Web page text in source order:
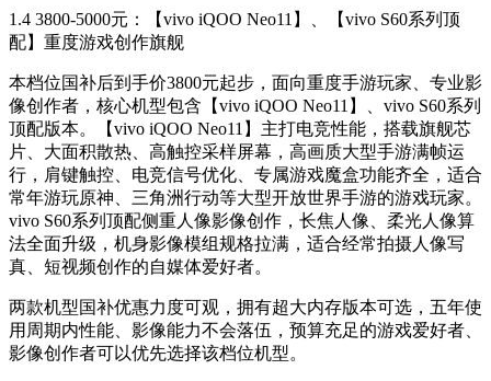
1.4 3800-5000元：【vivo iQOO Neo11】、【vivo S60系列顶
配】重度游戏创作旗舰
本档位国补后到手价3800元起步，面向重度手游玩家、专业影
像创作者，核心机型包含【vivo iQOO Neo11】、vivo S60系列
顶配版本。【vivo iQOO Neo11】主打电竞性能，搭载旗舰芯
片、大面积散热、高触控采样屏幕，高画质大型手游满帧运
行，肩键触控、电竞信号优化、专属游戏魔盒功能齐全，适合
常年游玩原神、三角洲行动等大型开放世界手游的游戏玩家。
vivo S60系列顶配侧重人像影像创作，长焦人像、柔光人像算
法全面升级，机身影像模组规格拉满，适合经常拍摄人像写
真、短视频创作的自媒体爱好者。
两款机型国补优惠力度可观，拥有超大内存版本可选，五年使
用周期内性能、影像能力不会落伍，预算充足的游戏爱好者、
影像创作者可以优先选择该档位机型。